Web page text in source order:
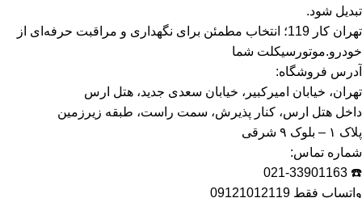
تبدیل شود.
تهران کار 119؛ انتخاب مطمئن برای نگهداری و مراقبت حرفه‌ای از
خودرو.موتورسیکلت شما
آدرس فروشگاه:
تهران، خیابان امیرکبیر، خیابان سعدی جدید، هتل ارس
داخل هتل ارس، کنار پذیرش، سمت راست، طبقه زیرزمین
پلاک ۱ – بلوک ۹ شرقی
شماره تماس:
☎️ 021-33901163
واتساپ فقط 09121012119